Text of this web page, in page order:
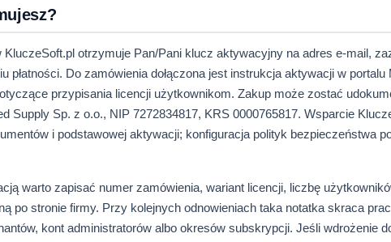
KluczeSoft.pl otrzymuje Pan/Pani klucz aktywacyjny na adres e-mail,
płatności. Do zamówienia dołączona jest instrukcja aktywacji w
przypisania licencji użytkownikom. Zakup może zostać
Supply Sp. z o.o., NIP 7272834817, KRS 0000765817. Wsparcie
i podstawowej aktywacji; konfiguracja polityk bezpieczeństwa
warto zapisać numer zamówienia, wariant licencji, liczbę
po stronie firmy. Przy kolejnych odnowieniach taka notatka skraca
kont administratorów albo okresów subskrypcji. Jeśli wdrożenie